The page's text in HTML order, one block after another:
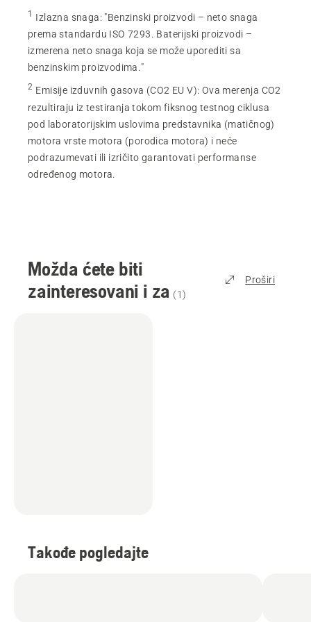
1 Izlazna snaga: "Benzinski proizvodi – neto snaga
prema standardu ISO 7293. Baterijski proizvodi –
izmerena neto snaga koja se može uporediti sa
benzinskim proizvodima."
2 Emisije izduvnih gasova (CO2 EU V): Ova merenja CO2
rezultiraju iz testiranja tokom fiksnog testnog ciklusa
pod laboratorijskim uslovima predstavnika (matičnog)
motora vrste motora (porodica motora) i neće
podrazumevati ili izričito garantovati performanse
određenog motora.
Možda ćete biti
zainteresovani i za (1)
Proširi
Takođe pogledajte